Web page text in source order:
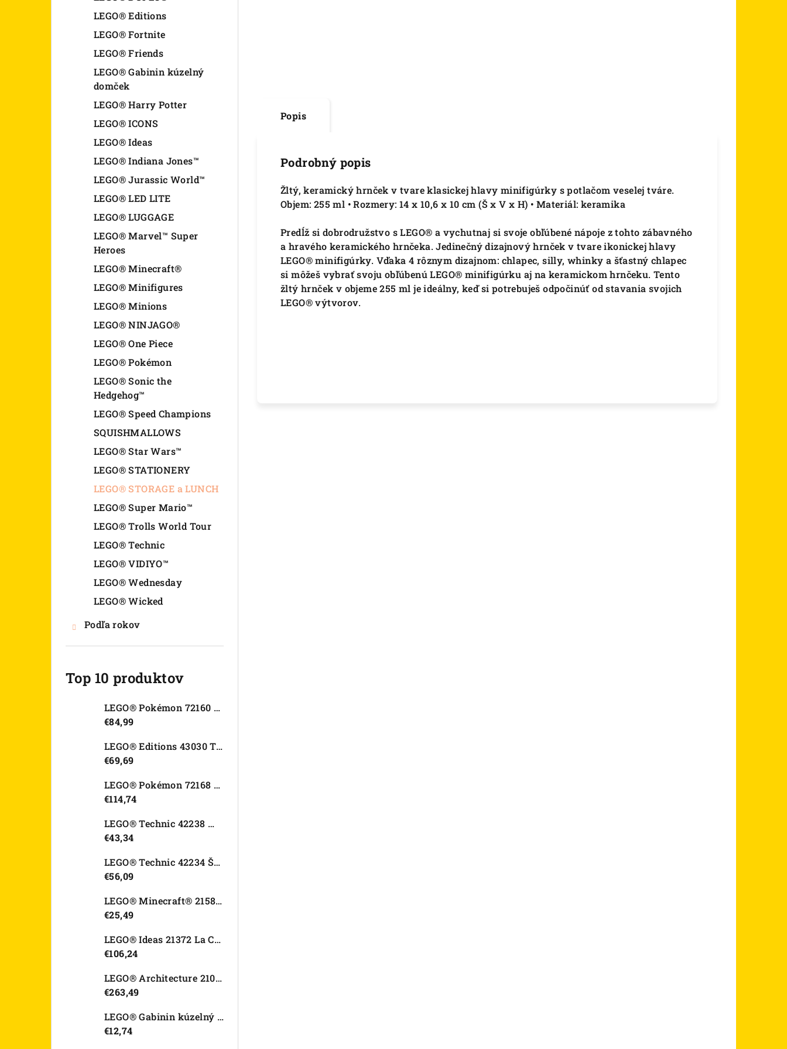
LEGO® Editions
LEGO® Fortnite
LEGO® Friends
LEGO® Gabinin kúzelný
domček
LEGO® Harry Potter
LEGO® ICONS
LEGO® Ideas
LEGO® Indiana Jones™
LEGO® Jurassic World™
LEGO® LED LITE
LEGO® LUGGAGE
LEGO® Marvel™ Super
Heroes
LEGO® Minecraft®
LEGO® Minifigures
LEGO® Minions
LEGO® NINJAGO®
LEGO® One Piece
LEGO® Pokémon
LEGO® Sonic the
Hedgehog™
LEGO® Speed Champions
SQUISHMALLOWS
LEGO® Star Wars™
LEGO® STATIONERY
LEGO® STORAGE a LUNCH
LEGO® Super Mario™
LEGO® Trolls World Tour
LEGO® Technic
LEGO® VIDIYO™
LEGO® Wednesday
LEGO® Wicked
Podľa rokov
Top 10 produktov
LEGO® Pokémon 72160 Arcanine
€84,99
LEGO® Editions 43030 Tajná skrýša Olivie Rodrigo
€69,69
LEGO® Pokémon 72168 Rayquaza
€114,74
LEGO® Technic 42238 Motorka Ducati Desmo450 MX Factory
€43,34
LEGO® Technic 42234 Športové auto Dodge Viper GTS-R
€56,09
LEGO® Minecraft® 21582 Kurací džokej
€25,49
LEGO® Ideas 21372 La Catrina
€106,24
LEGO® Architecture 21067 Tower Bridge
€263,49
LEGO® Gabinin kúzelný domček 11212 Záhradný domček Víly mačičky
€12,74
Popis
Podrobný popis
Žltý, keramický hrnček v tvare klasickej hlavy minifigúrky s potlačom veselej tváre.
Objem: 255 ml • Rozmery: 14 x 10,6 x 10 cm (Š x V x H) • Materiál: keramika
Predĺž si dobrodružstvo s LEGO® a vychutnaj si svoje obľúbené nápoje z tohto zábavného
a hravého keramického hrnčeka. Jedinečný dizajnový hrnček v tvare ikonickej hlavy
LEGO® minifigúrky. Vďaka 4 rôznym dizajnom: chlapec, silly, whinky a šťastný chlapec
si môžeš vybrať svoju obľúbenú LEGO® minifigúrku aj na keramickom hrnčeku. Tento
žltý hrnček v objeme 255 ml je ideálny, keď si potrebuješ odpočinúť od stavania svojich
LEGO® výtvorov.